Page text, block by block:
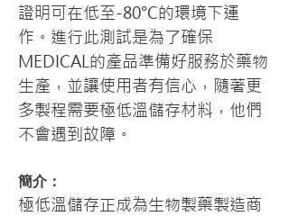
證明可在低至-80°C的環境下運
作。進行此測試是為了確保
MEDICAL的產品準備好服務於藥物
生產，並讓使用者有信心，隨著更
多製程需要極低溫儲存材料，他們
不會遇到故障。
簡介：
極低溫儲存正成為生物製藥製造商